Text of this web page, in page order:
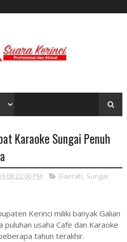
Karaoke Sungai Penuh
08:22:00 PM Daerah, Sungai
Kerinci miliki banyak Galian
puluhan usaha Cafe dan Karaoke
tahun terakhir.